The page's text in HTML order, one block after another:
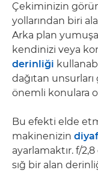
Çekiminizin
yollarından biri
Arka plan
kendinizi veya
derinliği
dağıtan
önemli konulara
Bu efekti elde
makinenizin
ayarlamaktır. f/
sığ bir alan